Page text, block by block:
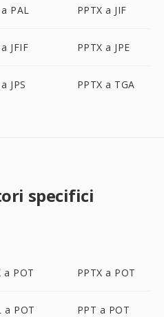
PAL PPTX a JIF
JFIF PPTX a JPE
JPS PPTX a TGA
specifici
a POT PPTX a POT
a POT PPT a POT